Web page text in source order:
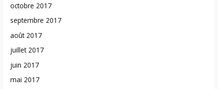
octobre 2017
septembre 2017
août 2017
juillet 2017
juin 2017
mai 2017